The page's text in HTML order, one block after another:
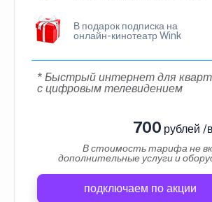
В подарок подписка на
онлайн-кинотеатр Wink
* Быстрый интернет для
с цифровым телевидением
700 рублей /
В стоимость тарифа не
дополнительные услуги и
подключаем по акции